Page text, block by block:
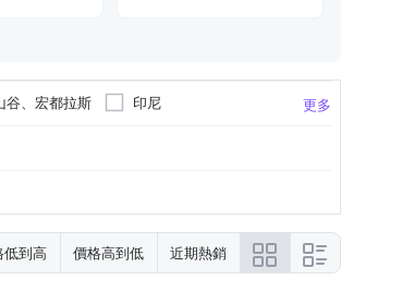
更多
谷、宏都拉斯
印尼
加
低到高 價格高到低 近期熱銷